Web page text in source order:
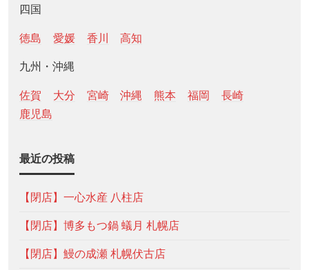
四国
徳島 愛媛 香川 高知
九州・沖縄
佐賀 大分 宮崎 沖縄 熊本 福岡
長崎
鹿児島
最近の投稿
【閉店】一心水産 八柱店
【閉店】博多もつ鍋 蟻月 札幌店
【閉店】鰻の成瀬 札幌伏古店